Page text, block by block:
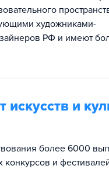
художниками-
РФ и имеют
искусств и
более 6000
конкурсов и